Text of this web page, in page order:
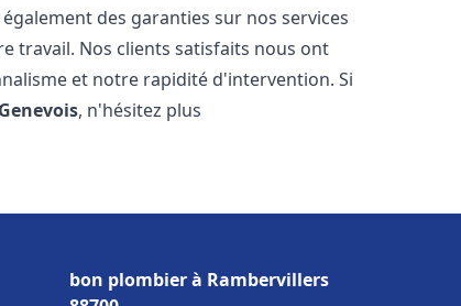
des garanties sur nos services
travail. Nos clients satisfaits nous ont
et notre rapidité d'intervention. Si
, n'hésitez plus
bon plombier à Rambervillers